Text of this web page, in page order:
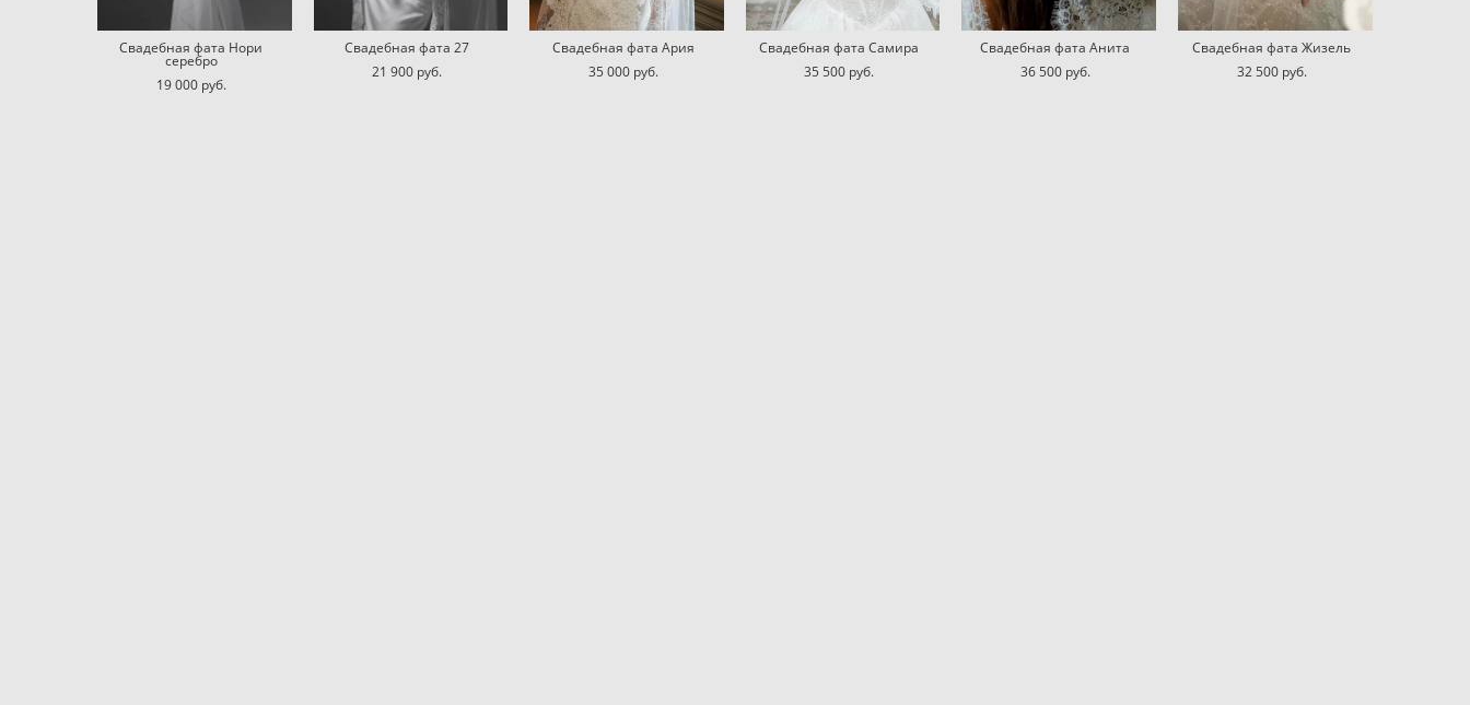
Свадебная фата Нори
серебро
19 000 pуб.
Свадебная фата 27
21 900 pуб.
Свадебная фата Ария
35 000 pуб.
Свадебная фата Самира
35 500 pуб.
Свадебная фата Анита
36 500 pуб.
Свадебная фата Жизель
32 500 pуб.